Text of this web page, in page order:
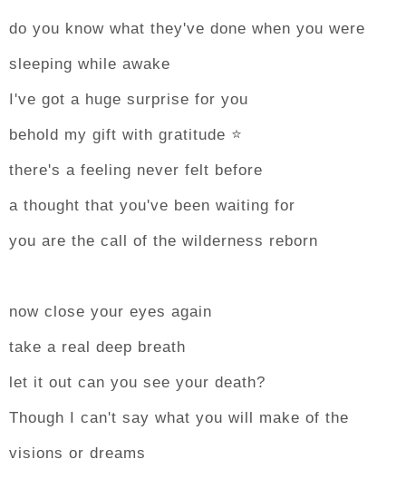
do you know what they've done when you were
sleeping while awake
I've got a huge surprise for you
behold my gift with gratitude ⭐
there's a feeling never felt before
a thought that you've been waiting for
you are the call of the wilderness reborn
now close your eyes again
take a real deep breath
let it out can you see your death?
Though I can't say what you will make of the
visions or dreams